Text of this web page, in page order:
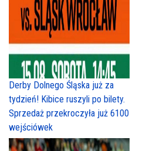
Derby Dolnego Śląska już za
tydzień! Kibice ruszyli po bilety.
Sprzedaż przekroczyła już 6100
wejściówek